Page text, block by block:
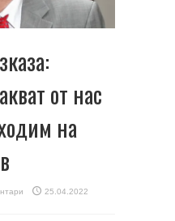
от нас
на
25.04.2022